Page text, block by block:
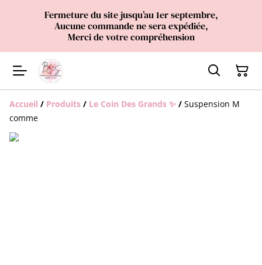
Fermeture du site jusqu’au 1er septembre,
Aucune commande ne sera expédiée,
Merci de votre compréhension
Accueil / Produits / Le Coin Des Grands ✨ / Suspension M
comme